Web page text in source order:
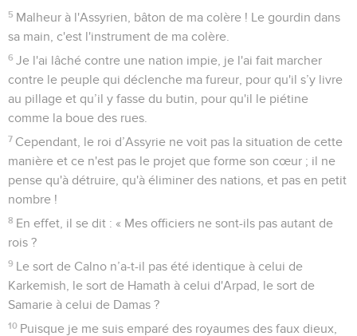
5 Malheur à l'Assyrien, bâton de ma colère ! Le gourdin dans
sa main, c'est l'instrument de ma colère.
6 Je l'ai lâché contre une nation impie, je l'ai fait marcher
contre le peuple qui déclenche ma fureur, pour qu'il s’y livre
au pillage et qu’il y fasse du butin, pour qu'il le piétine
comme la boue des rues.
7 Cependant, le roi d’Assyrie ne voit pas la situation de cette
manière et ce n'est pas le projet que forme son cœur ; il ne
pense qu'à détruire, qu'à éliminer des nations, et pas en petit
nombre !
8 En effet, il se dit : « Mes officiers ne sont-ils pas autant de
rois ?
9 Le sort de Calno n’a-t-il pas été identique à celui de
Karkemish, le sort de Hamath à celui d'Arpad, le sort de
Samarie à celui de Damas ?
10 Puisque je me suis emparé des royaumes des faux dieux,